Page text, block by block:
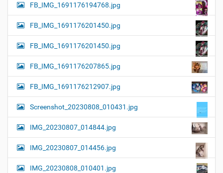
FB_IMG_1691176194768.jpg
FB_IMG_1691176201450.jpg
FB_IMG_1691176201450.jpg
FB_IMG_1691176207865.jpg
FB_IMG_1691176212907.jpg
Screenshot_20230808_010431.jpg
IMG_20230807_014844.jpg
IMG_20230807_014456.jpg
IMG_20230808_010401.jpg